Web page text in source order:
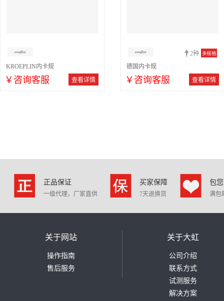
KROEPLIN内卡规
￥咨询客服 查看详情
2种 多规格
德国内卡规
￥咨询客服 查看详情
正品保证
一级代理，厂家直供
买家保障
7天退换货
包
满包
关于网站
操作指南
售后服务
关于大虹
公司介绍
联系方式
试测服务
解决方案